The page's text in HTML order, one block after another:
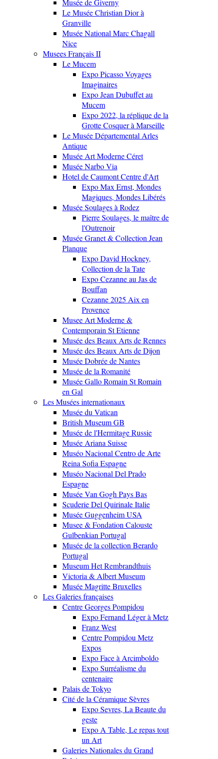
Musée de Giverny
Le Musée Christian Dior à
Granville
Musée National Marc Chagall
Nice
Musees Français II
Le Mucem
Expo Picasso Voyages
Imaginaires
Expo Jean Dubuffet au
Mucem
Expo 2022, la réplique de la
Grotte Cosquer à Marseille
Le Musée Départemental Arles
Antique
Musée Art Moderne Céret
Musée Narbo Via
Hotel de Caumont Centre d'Art
Expo Max Ernst, Mondes
Magiques, Mondes Libérés
Musée Soulages à Rodez
Pierre Soulages, le maître de
l'Outrenoir
Musée Granet & Collection Jean
Planque
Expo David Hockney,
Collection de la Tate
Expo Cezanne au Jas de
Bouffan
Cezanne 2025 Aix en
Provence
Musee Art Moderne &
Contemporain St Etienne
Musée des Beaux Arts de Rennes
Musée des Beaux Arts de Dijon
Musée Dobrée de Nantes
Musée de la Romanité
Musée Gallo Romain St Romain
en Gal
Les Musées internationaux
Musée du Vatican
British Museum GB
Musée de l'Hermitage Russie
Musée Ariana Suisse
Muséo Nacional Centro de Arte
Reina Sofia Espagne
Muséo Nacional Del Prado
Espagne
Musée Van Gogh Pays Bas
Scuderie Del Quirinale Italie
Musée Guggenheim USA
Musee & Fondation Calouste
Gulbenkian Portugal
Musée de la collection Berardo
Portugal
Museum Het Rembrandthuis
Victoria & Albert Museum
Musée Magritte Bruxelles
Les Galeries françaises
Centre Georges Pompidou
Expo Fernand Léger à Metz
Franz West
Centre Pompidou Metz
Expos
Expo Face à Arcimboldo
Expo Surréalisme du
centenaire
Palais de Tokyo
Cité de la Céramique Sèvres
Expo Sevres, La Beaute du
geste
Expo A Table, Le repas tout
un Art
Galeries Nationales du Grand